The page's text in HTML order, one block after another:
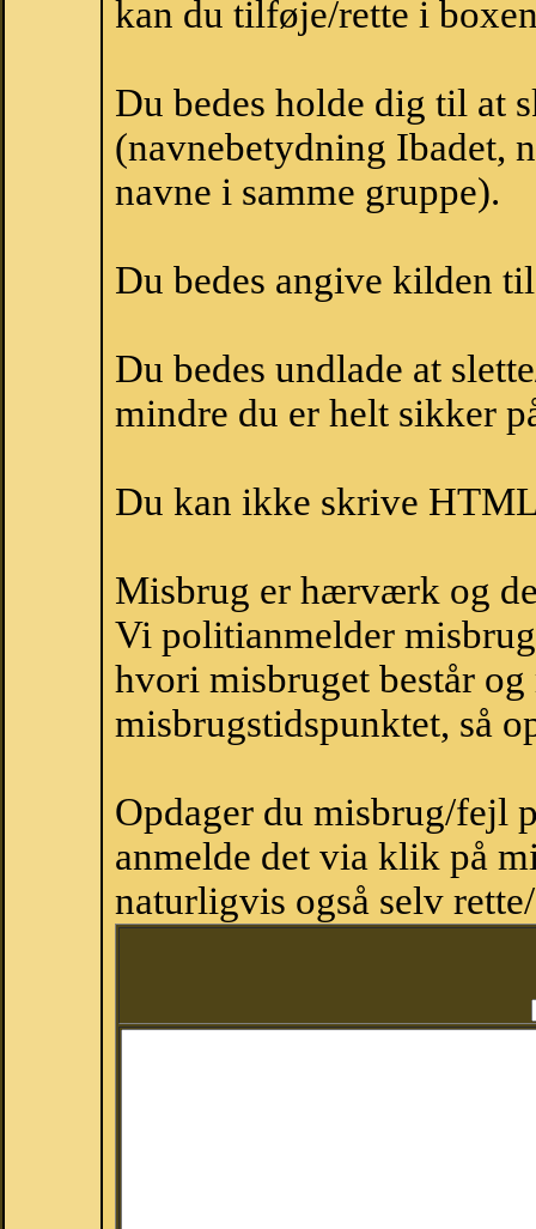
kan du tilføje/rette i
Du bedes holde dig til at
(navnebetydning Ibadet,
navne i samme gruppe).
Du bedes angive kilden
Du bedes undlade at
mindre du er helt sikker
Du kan ikke skrive
Misbrug er hærværk og
Vi politianmelder
hvori misbruget består
misbrugstidspunktet, så
Opdager du misbrug/fejl
anmelde det via klik på
naturligvis også selv